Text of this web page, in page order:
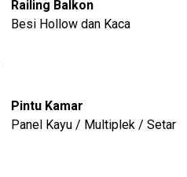
Railing Balkon
Besi Hollow dan Kaca
Pintu Kamar
Panel Kayu / Multiplek / Setar